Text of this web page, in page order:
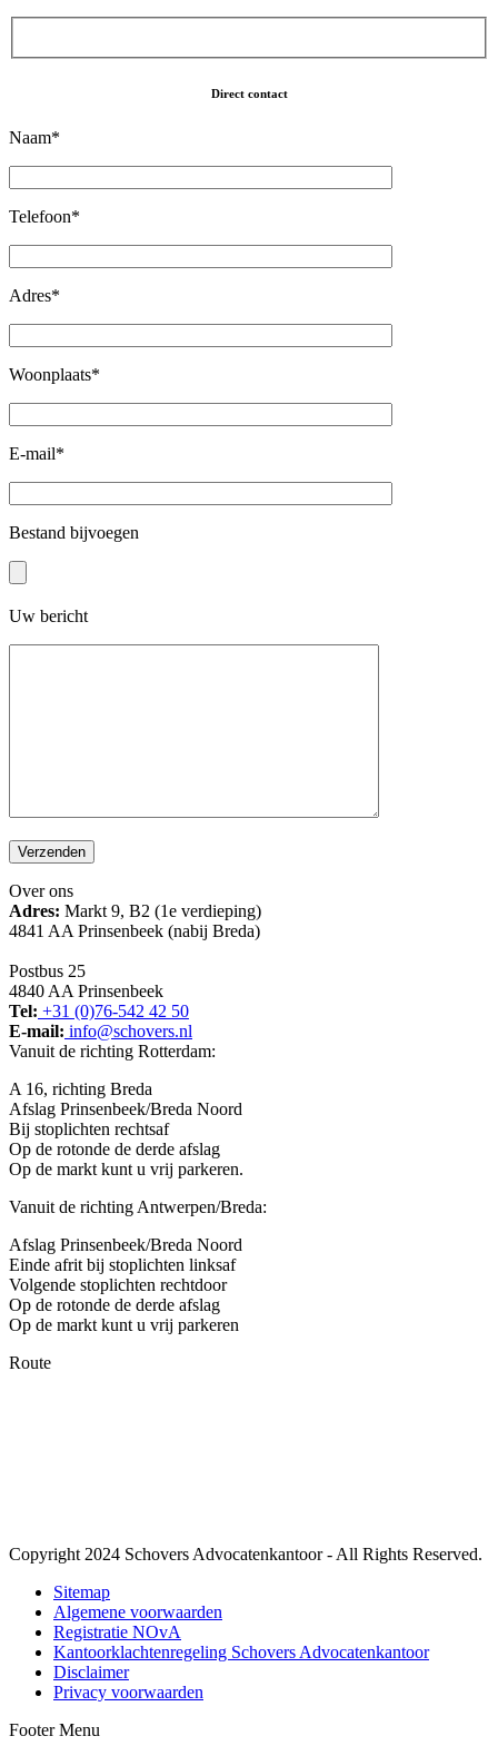
Direct contact
Naam*
Telefoon*
Adres*
Woonplaats*
E-mail*
Bestand bijvoegen
Uw bericht
Gelieve dit veld leeg te laten.
Over ons
Adres: Markt 9, B2 (1e verdieping)
4841 AA Prinsenbeek (nabij Breda)
Postbus 25
4840 AA Prinsenbeek
Tel: +31 (0)76-542 42 50
E-mail: info@schovers.nl
Vanuit de richting Rotterdam:
A 16, richting Breda
Afslag Prinsenbeek/Breda Noord
Bij stoplichten rechtsaf
Op de rotonde de derde afslag
Op de markt kunt u vrij parkeren.
Vanuit de richting Antwerpen/Breda:
Afslag Prinsenbeek/Breda Noord
Einde afrit bij stoplichten linksaf
Volgende stoplichten rechtdoor
Op de rotonde de derde afslag
Op de markt kunt u vrij parkeren
Route
Copyright 2024 Schovers Advocatenkantoor - All Rights Reserved.
Sitemap
Algemene voorwaarden
Registratie NOvA
Kantoorklachtenregeling Schovers Advocatenkantoor
Disclaimer
Privacy voorwaarden
Footer Menu